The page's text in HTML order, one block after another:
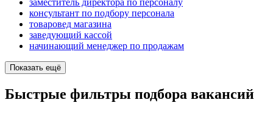
заместитель директора по персоналу
консультант по подбору персонала
товаровед магазина
заведующий кассой
начинающий менеджер по продажам
Показать ещё
Быстрые фильтры подбора вакансий